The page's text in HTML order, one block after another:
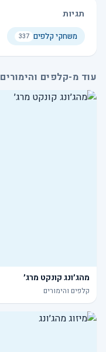
תגיות
משחקי קלפים 337
עוד מ-קלפים והימורים
מהג׳ונג קונקט מרג׳
קלפים והימורים